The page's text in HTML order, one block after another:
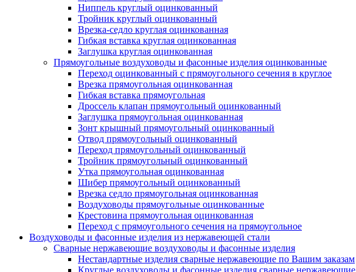
Ниппель круглый оцинкованный
Тройник круглый оцинкованный
Врезка-седло круглая оцинкованная
Гибкая вставка круглая оцинкованная
Заглушка круглая оцинкованная
Прямоугольные воздуховоды и фасонные изделия оцинкованные
Переход оцинкованный с прямоугольного сечения в круглое
Врезка прямоугольная оцинкованная
Гибкая вставка прямоугольная
Дроссель клапан прямоугольный оцинкованный
Заглушка прямоугольная оцинкованная
Зонт крышный прямоугольный оцинкованный
Отвод прямоугольный оцинкованный
Переход прямоугольный оцинкованный
Тройник прямоугольный оцинкованный
Утка прямоугольная оцинкованная
Шибер прямоугольный оцинкованный
Врезка седло прямоугольная оцинкованная
Воздуховоды прямоугольные оцинкованные
Крестовина прямоугольная оцинкованная
Переход с прямоугольного сечения на прямоугольное
Воздуховоды и фасонные изделия из нержавеющей стали
Сварные нержавеющие воздуховоды и фасонные изделия
Нестандартные изделия сварные нержавеющие по Вашим заказам
Круглые воздуховоды и фасонные изделия сварные нержавеющие